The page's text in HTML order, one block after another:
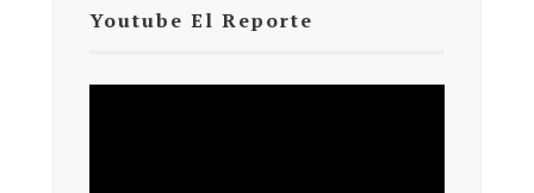
Youtube El Reporte